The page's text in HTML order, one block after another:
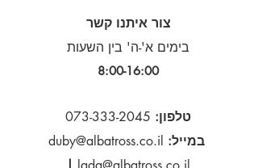
צור איתנו קשר
בימים א'-ה' בין השעות
8:00-16:00​
טלפון: 073-333-2045
במייל: duby@albatross.co.il